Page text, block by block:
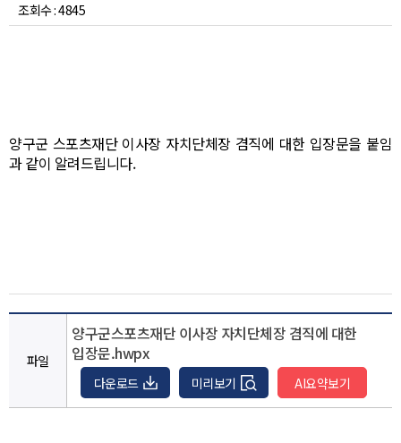
조회수 : 4845
양구군 스포츠재단 이사장 자치단체장 겸직에 대한 입장문을 붙임
과 같이 알려드립니다.
파일
양구군스포츠재단 이사장 자치단체장 겸직에 대한
입장문.hwpx
다운로드 미리보기